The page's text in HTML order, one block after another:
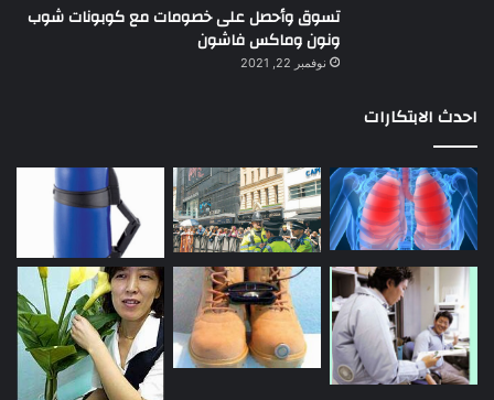
تسوق وأحصل على خصومات مع كوبونات شوب
ونون وماكس فاشون
نوفمبر 22, 2021
احدث الابتكارات